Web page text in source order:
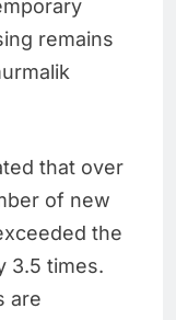
remains
that over
of new
the
3.5 times.
are